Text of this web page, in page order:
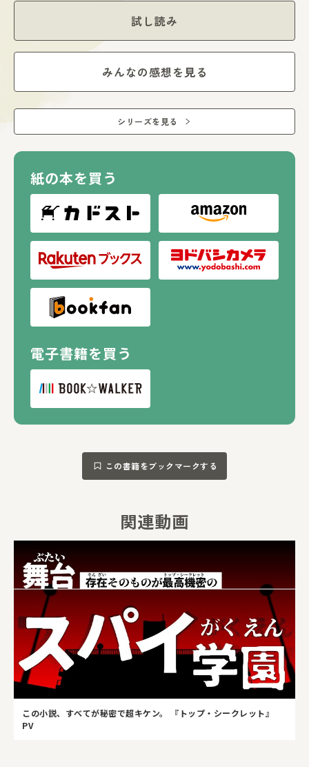
試し読み
みんなの感想を見る
シリーズを見る
紙の本を買う
電子書籍を買う
この書籍をブックマークする
関連動画
この小説、すべてが秘密で超キケン。 『トップ・シークレット』
PV